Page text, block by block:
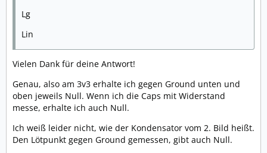
Lg
Lin
Vielen Dank für deine Antwort!
Genau, also am 3v3 erhalte ich gegen Ground unten und
oben jeweils Null. Wenn ich die Caps mit Widerstand
messe, erhalte ich auch Null.
Ich weiß leider nicht, wie der Kondensator vom 2. Bild heißt.
Den Lötpunkt gegen Ground gemessen, gibt auch Null.